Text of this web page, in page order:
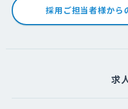
採用ご担当者様から
求